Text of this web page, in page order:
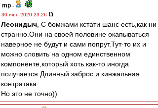
mp -
30 июн 2020 23:26
Леонидыч , С бомжами кстати шанс есть,как ни
странно.Они на своей половине окапываться
наверное не будут и сами попрут.Тут-то их и
можно словить на одном единственном
компоненте,который хоть как-то иногда
получается.Длинный заброс и кинжальная
контратака.
Но это не точно))